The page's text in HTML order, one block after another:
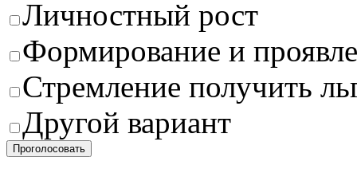
Личностный рост
Формирование и
Стремление получить
Другой вариант
Проголосовать